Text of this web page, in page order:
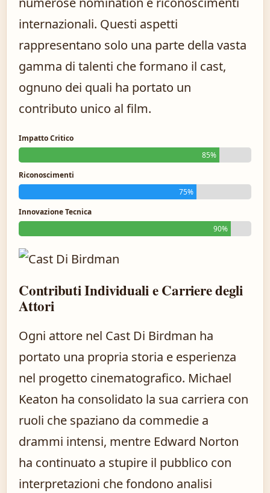
internazionali. Questi aspetti
rappresentano solo una parte della vasta
gamma di talenti che formano il cast,
ognuno dei quali ha portato un
contributo unico al film.
Impatto Critico
85%
Riconoscimenti
75%
Innovazione Tecnica
90%
Contributi Individuali e Carriere degli
Attori
Ogni attore nel Cast Di Birdman ha
portato una propria storia e esperienza
nel progetto cinematografico. Michael
Keaton ha consolidato la sua carriera con
ruoli che spaziano da commedie a
drammi intensi, mentre Edward Norton
ha continuato a stupire il pubblico con
interpretazioni che fondono analisi